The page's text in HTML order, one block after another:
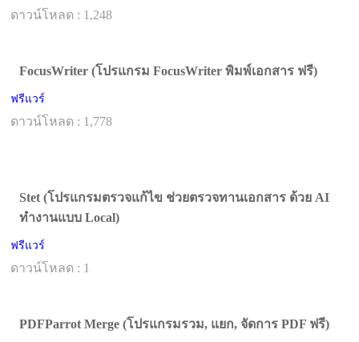
ดาวน์โหลด : 1,248
FocusWriter (โปรแกรม FocusWriter พิมพ์เอกสาร ฟรี)
ฟรีแวร์
ดาวน์โหลด : 1,778
Stet (โปรแกรมตรวจแก้ไข ช่วยตรวจทานเอกสาร ด้วย AI
ทำงานแบบ Local)
ฟรีแวร์
ดาวน์โหลด : 1
PDFParrot Merge (โปรแกรมรวม, แยก, จัดการ PDF ฟรี)